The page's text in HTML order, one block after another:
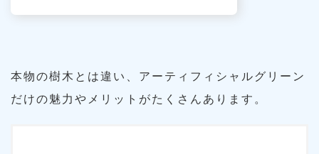
本物の樹木とは違い、アーティフィシャルグリーン
だけの魅力やメリットがたくさんあります。